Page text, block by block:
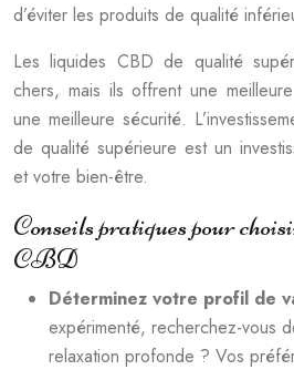
d’éviter les produits de qualité
Les liquides CBD de qualité
chers, mais ils offrent une
une meilleure sécurité.
de qualité supérieure est un
et votre bien-être.
Conseils pratiques pour
CBD
Déterminez votre profil de
expérimenté, recherchez-vous
relaxation profonde ? Vos